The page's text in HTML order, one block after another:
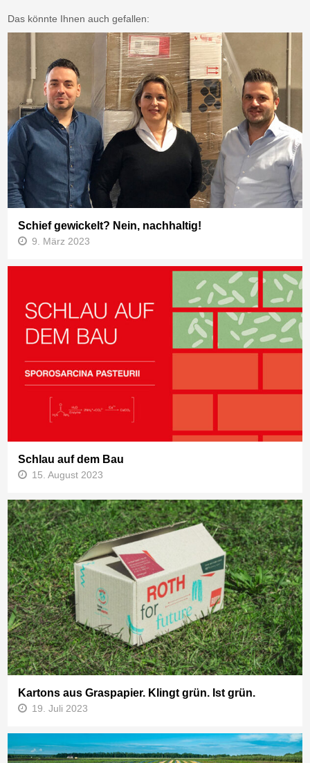
Das könnte Ihnen auch gefallen:
Schief gewickelt? Nein, nachhaltig!
9. März 2023
Schlau auf dem Bau
15. August 2023
Kartons aus Graspapier. Klingt grün. Ist grün.
19. Juli 2023